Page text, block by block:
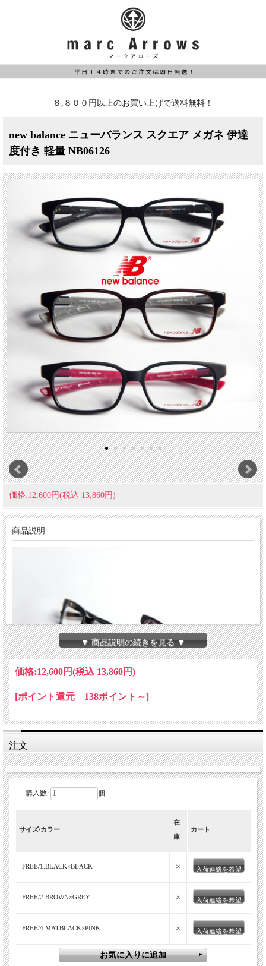
８,８００円以上のお買い上げで送料無料！
new balance ニューバランス スクエア メガネ 伊達
度付き 軽量 NB06126
価格:12,600円(税込 13,860円)
商品説明
▼ 商品説明の続きを見る ▼
価格:12,600円(税込 13,860円)
[ポイント還元 138ポイント～]
注文
購入数: 個
サイズ/カラー
在
庫
カート
FREE/1.BLACK×BLACK × 入荷連絡を希望
FREE/2.BROWN×GREY × 入荷連絡を希望
FREE/4.MATBLACK×PINK × 入荷連絡を希望